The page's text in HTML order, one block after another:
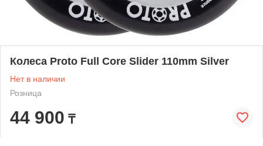
Колеса Proto Full Core Slider 110mm Silver
Нет в наличии
Розница
44 900 ₸